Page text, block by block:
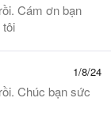
Cám ơn bạn
1/8/24
Chúc bạn sức